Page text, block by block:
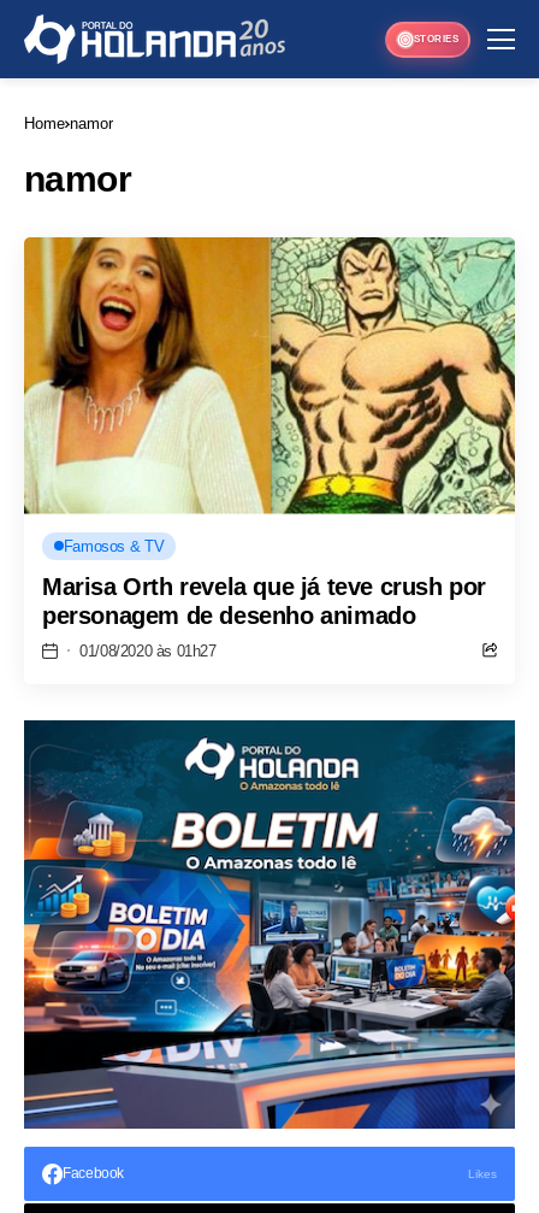
STORIES
Home namor
namor
Famosos & TV
Marisa Orth revela que já teve crush por
personagem de desenho animado
01/08/2020 às 01h27
Facebook Likes